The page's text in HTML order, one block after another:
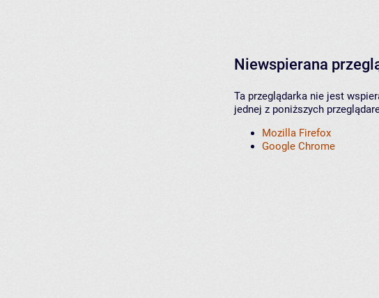
Niewspierana
Ta przeglądarka nie jest
jednej z poniższych
Mozilla Firefox
Google Chrome